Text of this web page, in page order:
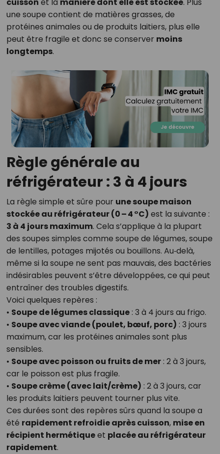
une soupe contient de matières grasses, de
protéines animales ou de produits laitiers, plus elle
peut être fragile et donc se conserver moins
longtemps.
Règle générale au
réfrigérateur : 3 à 4 jours
La règle simple et sûre pour une soupe maison
stockée au réfrigérateur (0 – 4 °C) est la suivante :
3 à 4 jours maximum. Cela s’applique à la plupart
des soupes simples comme soupe de légumes, soupe
de lentilles, potages mijotés ou bouillons. Au‑delà,
même si la soupe ne sent pas mauvais, des bactéries
indésirables peuvent s’être développées, ce qui peut
entraîner des troubles digestifs.
Voici quelques repères :
• Soupe de légumes classique: 3 à 4 jours au frigo.
• Soupe avec viande (poulet, bœuf, porc) : 3 jours
maximum, car les protéines animales sont plus
sensibles.
• Soupe avec poisson ou fruits de mer: 2 à 3 jours,
car le poisson est plus fragile.
• Soupe crème (avec lait/crème) : 2 à 3 jours, car
les produits laitiers peuvent tourner plus vite.
Ces durées sont des repères sûrs quand la soupe a
été rapidement refroidie après cuisson, mise en
récipient hermétiqueet placée au réfrigérateur
rapidement.